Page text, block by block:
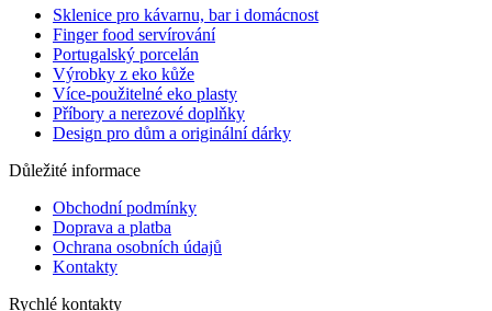
Sklenice pro kávarnu, bar i domácnost
Finger food servírování
Portugalský porcelán
Výrobky z eko kůže
Více-použitelné eko plasty
Příbory a nerezové doplňky
Design pro dům a originální dárky
Důležité informace
Obchodní podmínky
Doprava a platba
Ochrana osobních údajů
Kontakty
Rychlé kontakty